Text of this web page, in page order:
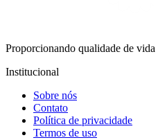
Proporcionando qualidade de vida
Institucional
Sobre nós
Contato
Política de privacidade
Termos de uso